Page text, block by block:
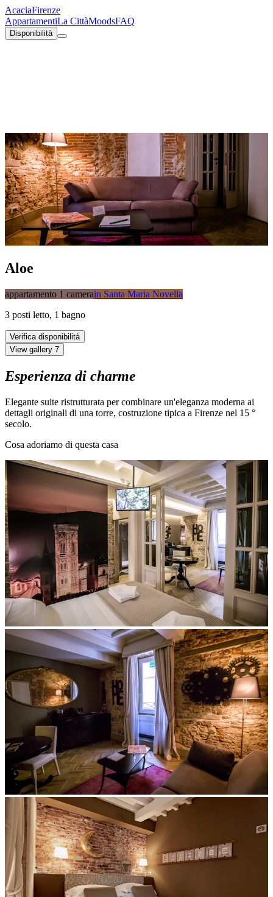
AcaciaFirenze
AppartamentiLa CittàMoodsFAQ
Disponibilità
Aloe
appartamento 1 camerain Santa Maria Novella
3 posti letto, 1 bagno
Verifica disponibilità
View gallery 7
Esperienza di charme
Elegante suite ristrutturata per combinare un'eleganza moderna ai
dettagli originali di una torre, costruzione tipica a Firenze nel 15 °
secolo.
Cosa adoriamo di questa casa